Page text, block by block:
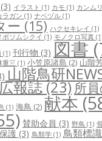
(3) イラスト (1) カモ (1) カンム
ラガン (1) ナベヅル (1)
ー (15) ハクセキレイ (1)
ボソムシクイ (1) モノクロ写真
(1) 刊行物 (3) 図書
重三 (1) 小笠原諸島 (2) 山階
山階鳥研
報誌(23) 所
(1) 海鳥 (2) 献本
賛助会員 (3) 野鳥 (1)
護 (3) 鳥類学 (1) 鳥類標